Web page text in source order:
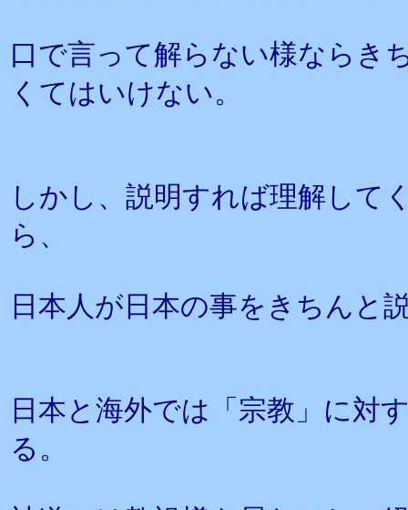
口で言って解らない様ならき
くてはいけない。
しかし、説明すれば理解して
ら、
日本人が日本の事をきちんと
日本と海外では「宗教」に対
る。